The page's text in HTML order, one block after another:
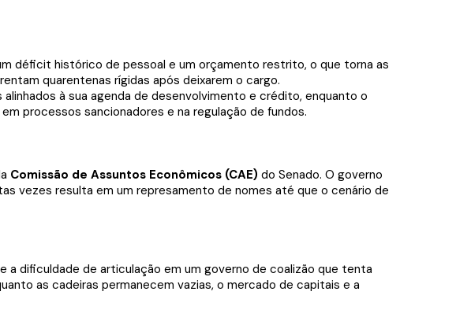
déficit histórico de pessoal e um orçamento restrito, o que torna as
quarentenas rígidas após deixarem o cargo.
à sua agenda de desenvolvimento e crédito, enquanto o
processos sancionadores e na regulação de fundos.
Comissão de Assuntos Econômicos (CAE) do Senado. O governo
vezes resulta em um represamento de nomes até que o cenário de
dificuldade de articulação em um governo de coalizão que tenta
as cadeiras permanecem vazias, o mercado de capitais e a